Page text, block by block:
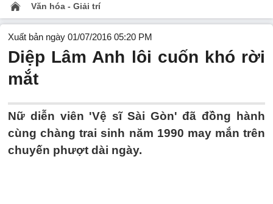
Văn hóa - Giải trí
Xuất bản ngày 01/07/2016 05:20 PM
Diệp Lâm Anh lôi cuốn khó rời
mắt
Nữ diễn viên 'Vệ sĩ Sài Gòn' đã đồng hành
cùng chàng trai sinh năm 1990 may mắn trên
chuyến phượt dài ngày.